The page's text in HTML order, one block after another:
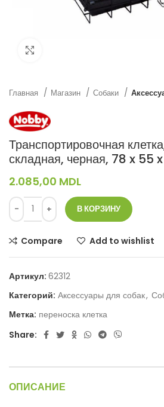
Главная Магазин Собаки
Транспортировочная
складная, черная, 78 x 55
2.085,00 MDL
В КОРЗИНУ
Compare Add to wishlist
Артикул: 62312
Категорий: Аксессуары для собак,
Метка: переноска клетка
Share:
ОПИСАНИЕ